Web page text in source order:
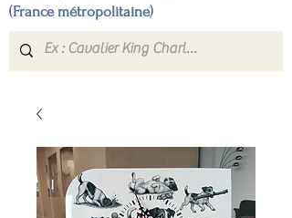
(France métropolitaine)